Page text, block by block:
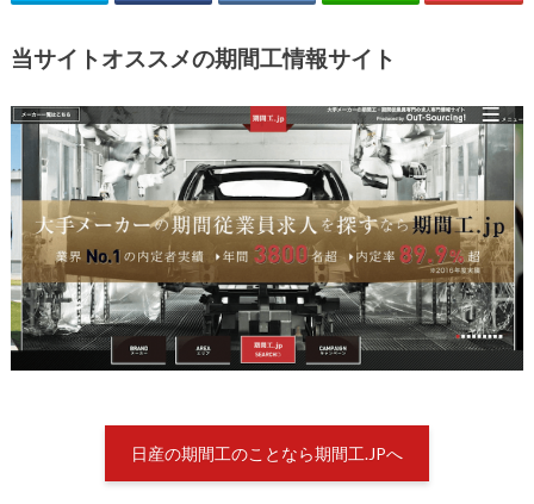
当サイトオススメの期間工情報サイト
日産の期間工のことなら期間工.JPへ